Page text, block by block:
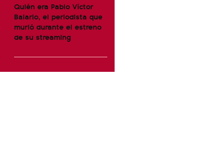
Quién era Pablo Víctor
Balario, el periodista que
murió durante el estreno
de su streaming